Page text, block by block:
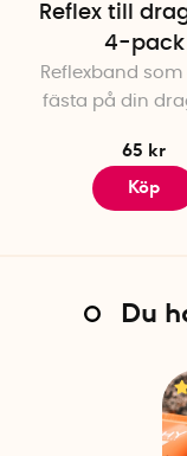
Reflex till
4-pack
Reflexband
fästa på din
65 kr
Köp
Du